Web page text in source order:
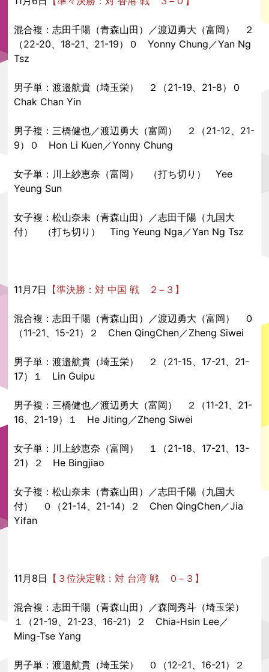
混合複：志田千陽（青森山田）／渡辺勇大（富岡） ２
（22-20、18-21、21-19）０ Yonny Chung／Yan Ng
Tsz
男子単：渡邉航貴（埼玉栄） ２（21-19、21-8）０
Chak Chan Yin
男子複：三橋健也／渡辺勇大（富岡） ２（21-12、21-
9）０ Hon Li Kuen／Yonny Chung
女子単：川上紗恵奈（富岡） （打ち切り） Yee
Yeung Sun
女子複：松山奈未（青森山田）／志田千陽（九国大
付） （打ち切り） Ting Yeung Nga／Yan Ng Tsz
11月7日 【準決勝：対 中国 戦 ２−３】
混合複：志田千陽（青森山田）／渡辺勇大（富岡） ０
（11-21、15-21）２ Chen QingChen／Zheng Siwei
男子単：渡邉航貴（埼玉栄） ２（21-15、17-21、21-
17）１ Lin Guipu
男子複：三橋健也／渡辺勇大（富岡） ２（11-21、21-
16、21-19）１ He Jiting／Zheng Siwei
女子単：川上紗恵奈（富岡） １（21-18、17-21、13-
21）２ He Bingjiao
女子複：松山奈未（青森山田）／志田千陽（九国大
付） ０（21-14、21-14）２ Chen QingChen／Jia
Yifan
11月8日 【３位決定戦：対 台湾 戦 ０−３】
混合複：志田千陽（青森山田）／森岡秀斗（埼玉栄）
１（21-19、21-23、16-21）２ Chia-Hsin Lee／
Ming-Tse Yang
男子単：渡邉航貴（埼玉栄） ０（12-21、16-21）２